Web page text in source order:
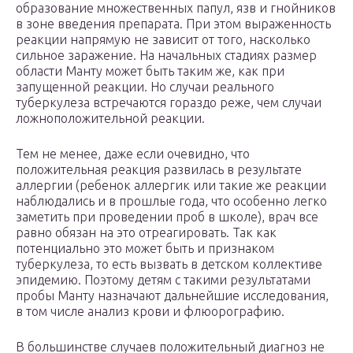
образование множественных папул, язв и гнойников
в зоне введения препарата. При этом выраженность
реакции напрямую не зависит от того, насколько
сильное заражение. На начальных стадиях размер
области Манту может быть таким же, как при
запущенной реакции. Но случаи реального
туберкулеза встречаются гораздо реже, чем случаи
ложноположительной реакции.
Тем не менее, даже если очевидно, что
положительная реакция развилась в результате
аллергии (ребенок аллергик или такие же реакции
наблюдались и в прошлые года, что особенно легко
заметить при проведении проб в школе), врач все
равно обязан на это отреагировать. Так как
потенциально это может быть и признаком
туберкулеза, то есть вызвать в детском коллективе
эпидемию. Поэтому детям с такими результатами
пробы Манту назначают дальнейшие исследования,
в том числе анализ крови и флюорографию.
В большинстве случаев положительный диагноз не